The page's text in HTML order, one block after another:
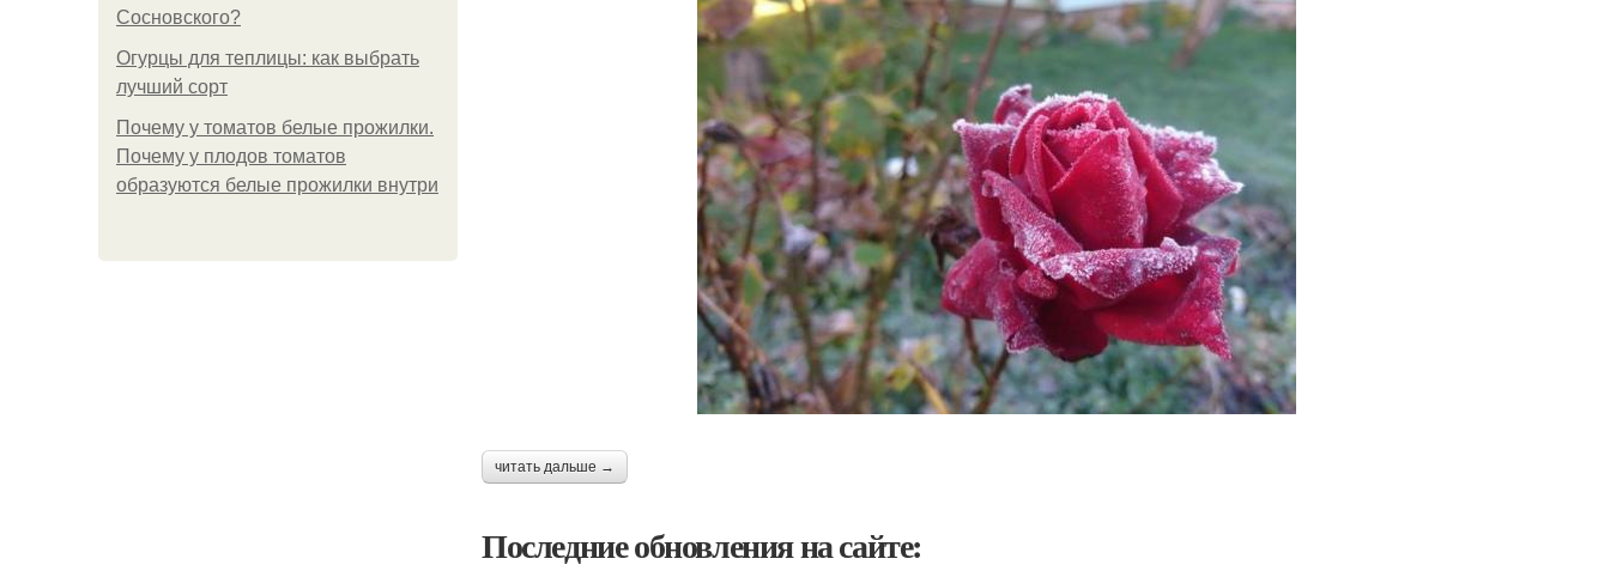
Сосновского?
Огурцы для теплицы: как выбрать
лучший сорт
Почему у томатов белые прожилки.
Почему у плодов томатов
образуются белые прожилки внутри
читать дальше →
Последние обновления на сайте: